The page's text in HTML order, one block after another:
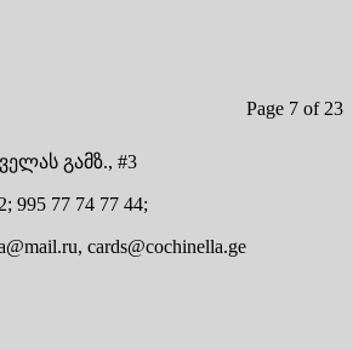
Page 7 of 23
გამზ., #3
995 77 74 77 44;
cards@cochinella.ge